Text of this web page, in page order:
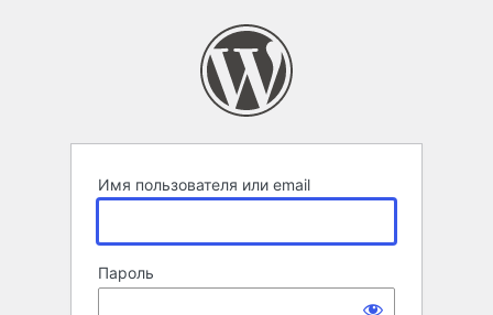
Имя пользователя или email
Пароль